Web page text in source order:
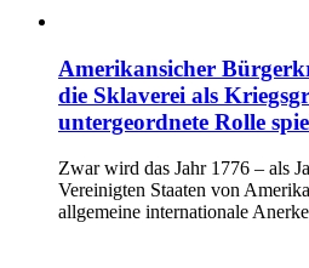
Amerikansicher
die Sklaverei als
untergeordnete Rolle
Zwar wird das Jahr 1776 – als
Vereinigten Staaten von
allgemeine internationale